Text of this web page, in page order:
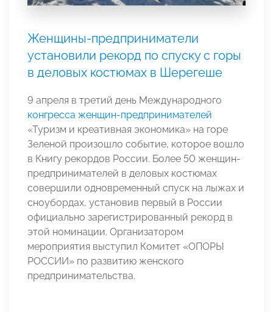
Женщины-предприниматели
установили рекорд по спуску с горы
в деловых костюмах в Шерегеше
9 апреля в третий день Международного
конгресса женщин-предпринимателей
«Туризм и креативная экономика» на горе
Зеленой произошло событие, которое вошло
в Книгу рекордов России. Более 50 женщин-
предпринимателей в деловых костюмах
совершили одновременный спуск на лыжах и
сноубордах, установив первый в России
официально зарегистрированный рекорд в
этой номинации. Организатором
мероприятия выступил Комитет «ОПОРЫ
РОССИИ» по развитию женского
предпринимательства.